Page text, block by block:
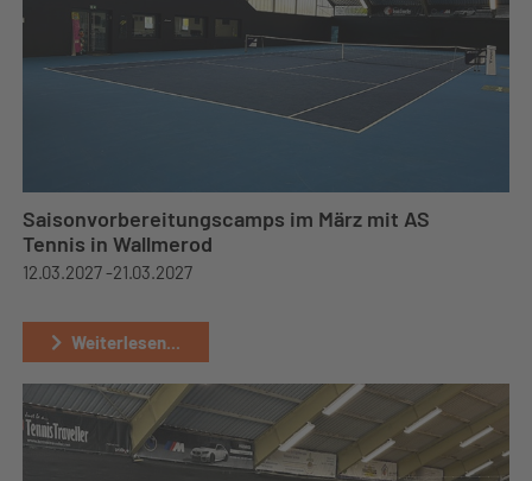
Saisonvorbereitungscamps im März mit AS
Tennis in Wallmerod
12.03.2027 -21.03.2027
Weiterlesen...